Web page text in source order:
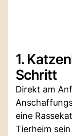
1.
Schritt
Direkt am
eine
Tierheim